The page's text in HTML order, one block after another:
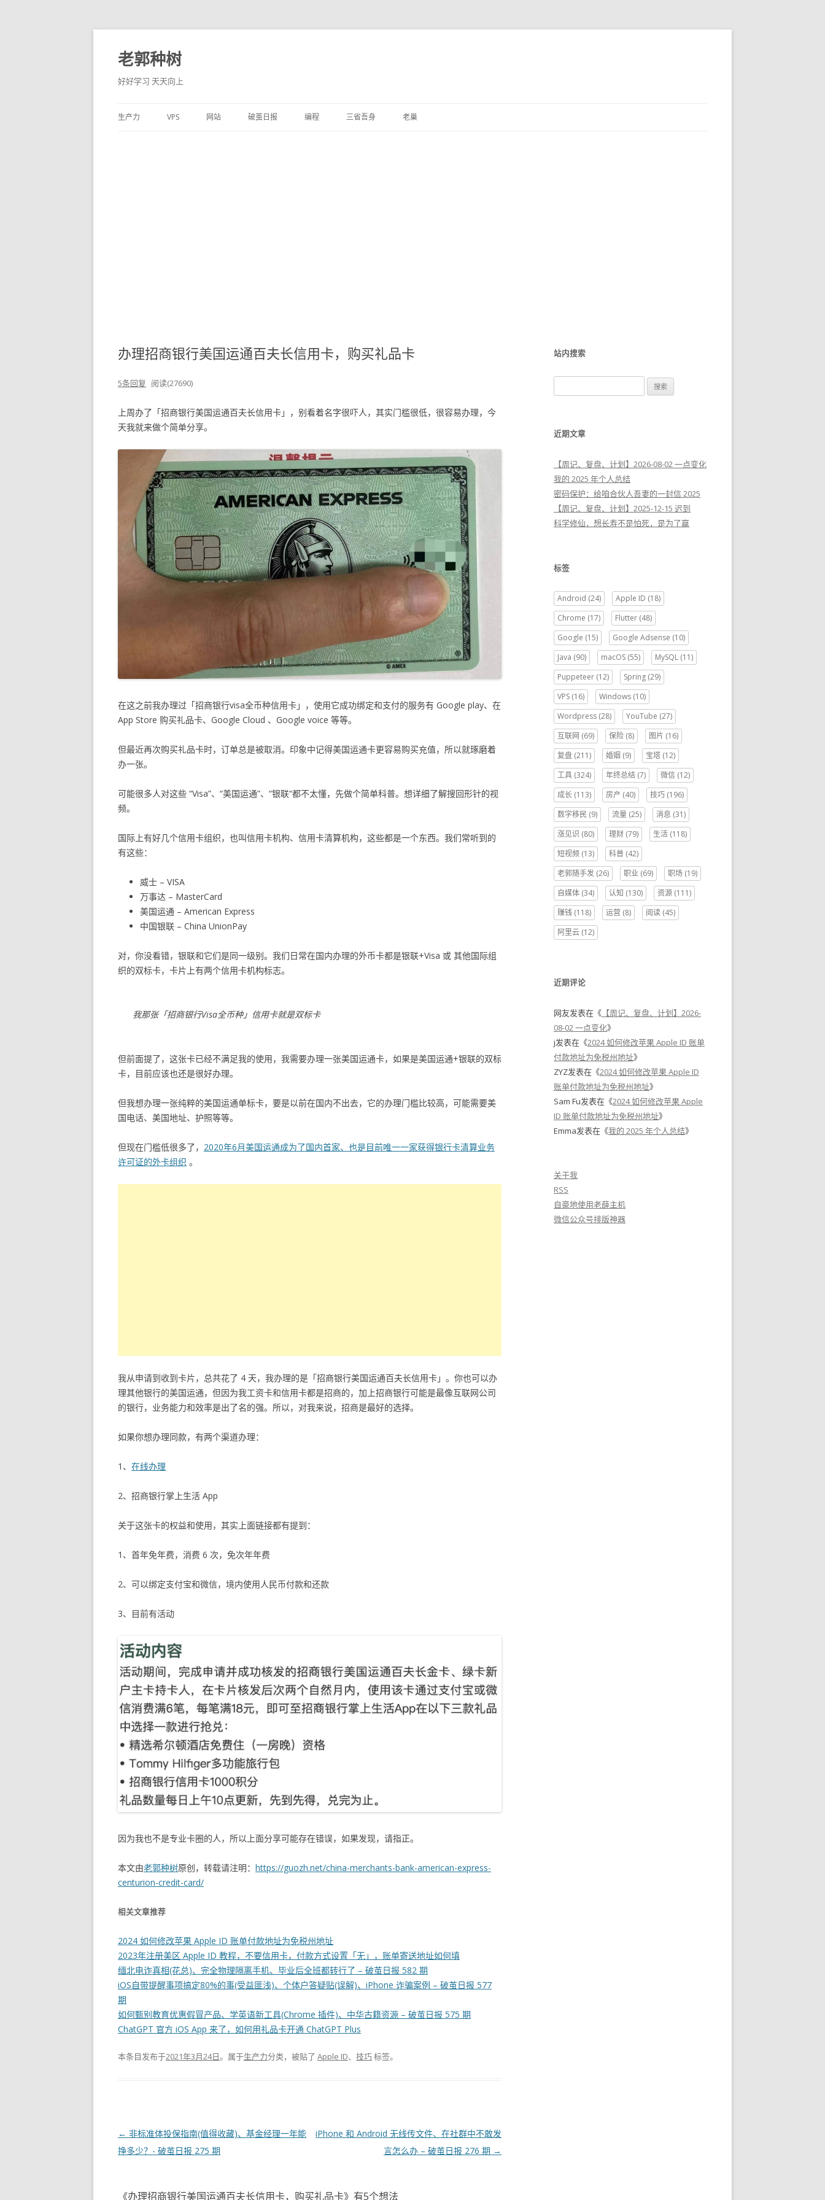
老郭种树
好好学习 天天向上
至
正
生产力 VPS 网站 破茧日报 编程 三省吾身 老巢
办理招商银行美国运通百夫长信用卡，购买礼品卡
5条回复 阅读(27690)
上周办了「招商银行美国运通百夫长信用卡」，别看着名字很吓人，其实门槛很低，很容易办理，今
天我就来做个简单分享。
在这之前我办理过「招商银行visa全币种信用卡」，使用它成功绑定和支付的服务有 Google play、在
App Store 购买礼品卡、Google Cloud 、Google voice 等等。
但最近再次购买礼品卡时，订单总是被取消。印象中记得美国运通卡更容易购买充值，所以就琢磨着
办一张。
可能很多人对这些 “Visa”、“美国运通”、“银联“都不太懂，先做个简单科普。想详细了解搜回形针的视
频。
国际上有好几个信用卡组织，也叫信用卡机构、信用卡清算机构，这些都是一个东西。我们常听到的
有这些：
威士 – VISA
万事达 – MasterCard
美国运通 – American Express
中国银联 – China UnionPay
对，你没看错，银联和它们是同一级别。我们日常在国内办理的外币卡都是银联+Visa 或 其他国际组
织的双标卡，卡片上有两个信用卡机构标志。
我那张「招商银行Visa全币种」信用卡就是双标卡
但前面提了，这张卡已经不满足我的使用，我需要办理一张美国运通卡，如果是美国运通+银联的双标
卡，目前应该也还是很好办理。
但我想办理一张纯粹的美国运通单标卡，要是以前在国内不出去，它的办理门槛比较高，可能需要美
国电话、美国地址、护照等等。
但现在门槛低很多了， 2020年6月美国运通成为了国内首家、也是目前唯一一家获得银行卡清算业务
许可证的外卡组织 。
我从申请到收到卡片，总共花了 4 天，我办理的是「招商银行美国运通百夫长信用卡」。你也可以办
理其他银行的美国运通，但因为我工资卡和信用卡都是招商的，加上招商银行可能是最像互联网公司
的银行，业务能力和效率是出了名的强。所以，对我来说，招商是最好的选择。
如果你想办理同款，有两个渠道办理：
1、 在线办理
2、招商银行掌上生活 App
关于这张卡的权益和使用，其实上面链接都有提到：
1、首年免年费，消费 6 次，免次年年费
2、可以绑定支付宝和微信，境内使用人民币付款和还款
3、目前有活动
因为我也不是专业卡圈的人，所以上面分享可能存在错误，如果发现，请指正。
本文由老郭种树原创，转载请注明： https://guozh.net/china-merchants-bank-american-express-
centurion-credit-card/
相关文章推荐
2024 如何修改苹果 Apple ID 账单付款地址为免税州地址
2023年注册美区 Apple ID 教程，不要信用卡，付款方式设置「无」，账单寄送地址如何填
缅北电诈真相(花总)、完全物理隔离手机、毕业后全班都转行了 – 破茧日报 582 期
iOS自带提醒事项搞定80%的事(受益匪浅)、个体户答疑贴(误解)、iPhone 诈骗案例 – 破茧日报 577
期
如何甄别教育优惠假冒产品、学英语新工具(Chrome 插件)、中华古籍资源 – 破茧日报 575 期
ChatGPT 官方 iOS App 来了，如何用礼品卡开通 ChatGPT Plus
本条目发布于2021年3月24日。属于生产力分类，被贴了 Apple ID、 技巧标签。
文
章
← 非标准体投保指南(值得收藏)、基金经理一年能
挣多少？- 破茧日报 275 期
iPhone 和 Android 无线传文件、在社群中不敢发
言怎么办 – 破茧日报 276 期 →
《办理招商银行美国运通百夫长信用卡，购买礼品卡》有5个想法
站内搜索
索
近期文章
【周记、复盘、计划】2026-08-02 一点变化
我的 2025 年个人总结
密码保护：给咱合伙人吾妻的一封信 2025
【周记、复盘、计划】2025-12-15 迟到
科学修仙，想长寿不是怕死，是为了赢
标签
Android (24) Apple ID (18)
Chrome (17) Flutter (48)
Google (15) Google Adsense (10)
Java (90) macOS (55) MySQL (11)
Puppeteer (12) Spring (29)
VPS (16) Windows (10)
Wordpress (28) YouTube (27)
互联网 (69) 保险 (8) 图片 (16)
复盘 (211) 婚姻 (9) 宝塔 (12)
工具 (324) 年终总结 (7) 微信 (12)
成长 (113) 房产 (40) 技巧 (196)
数字移民 (9) 流量 (25) 消息 (31)
涨见识 (80) 理财 (79) 生活 (118)
短视频 (13) 科普 (42)
老郭随手发 (26) 职业 (69) 职场 (19)
自媒体 (34) 认知 (130) 资源 (111)
赚钱 (118) 运营 (8) 阅读 (45)
阿里云 (12)
近期评论
网友发表在《 【周记、复盘、计划】2026-
08-02 一点变化》
j发表在《2024 如何修改苹果 Apple ID 账单
付款地址为免税州地址》
ZYZ发表在《2024 如何修改苹果 Apple ID
账单付款地址为免税州地址》
Sam Fu发表在《2024 如何修改苹果 Apple
ID 账单付款地址为免税州地址》
Emma发表在《我的 2025 年个人总结》
关于我
RSS
自豪地使用老薛主机
微信公众号排版神器